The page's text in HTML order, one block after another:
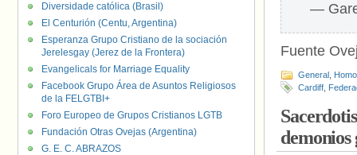
—
Fuente
General
Cardiff
demonios
Diversidade católica (Brasil)
El Centurión (Centu, Argentina)
Esperanza Grupo Cristiano de la sociación
Jerelesgay (Jerez de la Frontera)
Evangelicals for Marriage Equality
Facebook Grupo Área de Asuntos Religiosos
de la FELGTBI+
Foro Europeo de Grupos Cristianos LGTB
Fundación Otras Ovejas (Argentina)
G. E. C. ABRAZOS